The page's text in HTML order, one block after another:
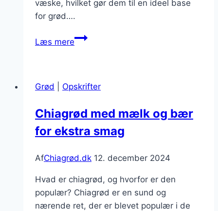
væske, hvilket gør dem til en ideel base
for grød….
Læs mereChiagrød
sød
Grød Opskrifter
Chiagrød med mælk og bær
for ekstra smag
AfChiagrød.dk 12. december 2024
Hvad er chiagrød, og hvorfor er den
populær? Chiagrød er en sund og
nærende ret, der er blevet populær i de